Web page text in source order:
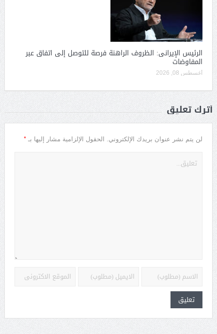
الرئيس الإيرانى: الظروف الراهنة فرصة للتوصل إلى اتفاق عبر
المفاوضات
أغسطس 08, 2026
أترك تعليق
لن يتم نشر عنوان بريدك الإلكتروني. الحقول الإلزامية مشار إليها بـ *